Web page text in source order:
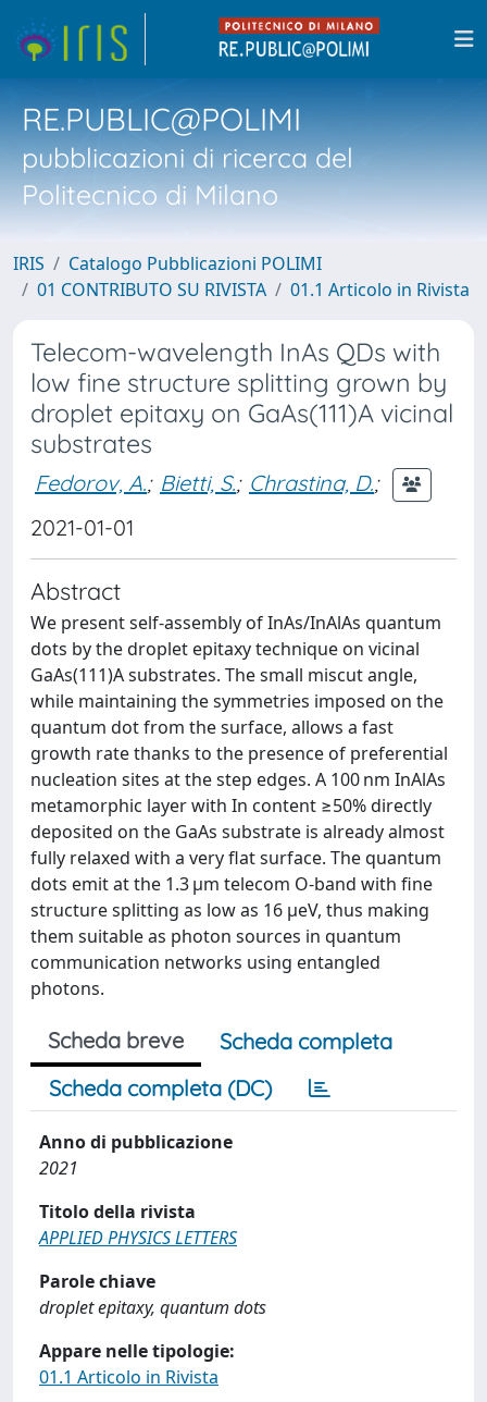
RE.PUBLIC@POLIMI
pubblicazioni di ricerca del
Politecnico di Milano
IRIS
Catalogo Pubblicazioni POLIMI
01 CONTRIBUTO SU RIVISTA
01.1 Articolo in Rivista
Telecom-wavelength InAs QDs with
low fine structure splitting grown by
droplet epitaxy on GaAs(111)A vicinal
substrates
Fedorov, A.; Bietti, S.; Chrastina, D.;
2021-01-01
Abstract
We present self-assembly of InAs/InAlAs quantum
dots by the droplet epitaxy technique on vicinal
GaAs(111)A substrates. The small miscut angle,
while maintaining the symmetries imposed on the
quantum dot from the surface, allows a fast
growth rate thanks to the presence of preferential
nucleation sites at the step edges. A 100 nm InAlAs
metamorphic layer with In content ≥50% directly
deposited on the GaAs substrate is already almost
fully relaxed with a very flat surface. The quantum
dots emit at the 1.3 μm telecom O-band with fine
structure splitting as low as 16 μeV, thus making
them suitable as photon sources in quantum
communication networks using entangled
photons.
Scheda breve
Scheda completa
Scheda completa (DC)
Anno di pubblicazione
2021
Titolo della rivista
APPLIED PHYSICS LETTERS
Parole chiave
droplet epitaxy, quantum dots
Appare nelle tipologie:
01.1 Articolo in Rivista